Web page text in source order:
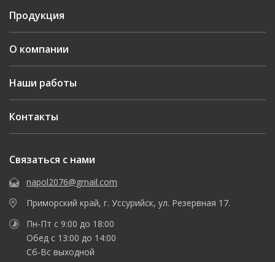
Продукция
О компании
Наши работы
Контакты
Связаться с нами
napol2076@gmail.com
Приморский край, г. Уссурийск, ул. Резервная 17.
Пн-Пт с 9:00 до 18:00
Обед с 13:00 до 14:00
Сб-Вс выходной